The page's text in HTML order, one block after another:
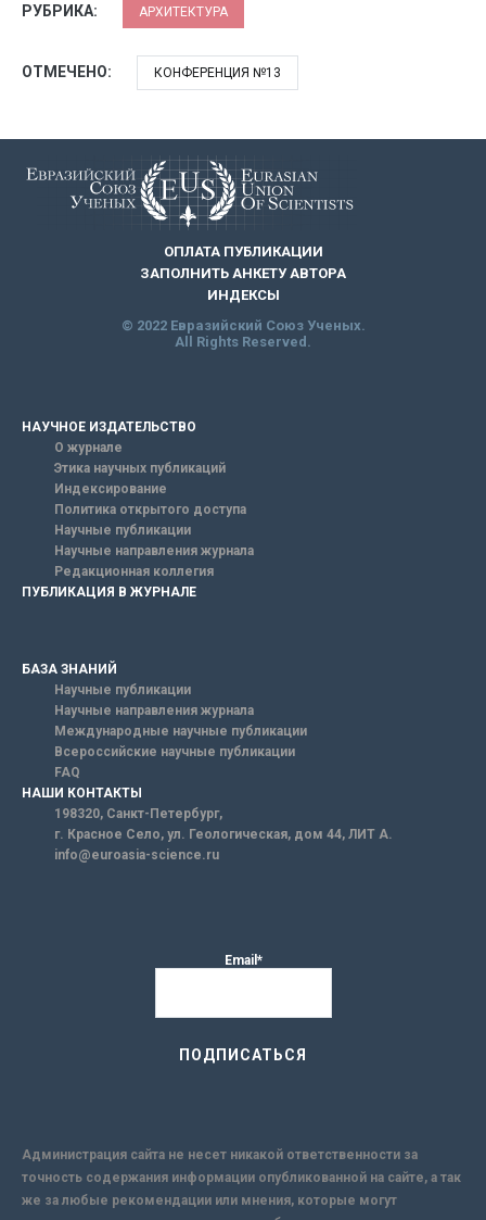
РУБРИКА: АРХИТЕКТУРА
ОТМЕЧЕНО: КОНФЕРЕНЦИЯ №13
ОПЛАТА ПУБЛИКАЦИИ
ЗАПОЛНИТЬ АНКЕТУ АВТОРА
ИНДЕКСЫ
© 2022 Евразийский Союз Ученых.
All Rights Reserved.
НАУЧНОЕ ИЗДАТЕЛЬСТВО
О журнале
Этика научных публикаций
Индексирование
Политика открытого доступа
Научные публикации
Научные направления журнала
Редакционная коллегия
ПУБЛИКАЦИЯ В ЖУРНАЛЕ
БАЗА ЗНАНИЙ
Научные публикации
Научные направления журнала
Международные научные публикации
Всероссийские научные публикации
FAQ
НАШИ КОНТАКТЫ
198320, Санкт-Петербург,
г. Красное Село, ул. Геологическая, дом 44, ЛИТ А.
info@euroasia-science.ru
Email*
Администрация сайта не несет никакой ответственности за
точность содержания информации опубликованной на сайте, а так
же за любые рекомендации или мнения, которые могут